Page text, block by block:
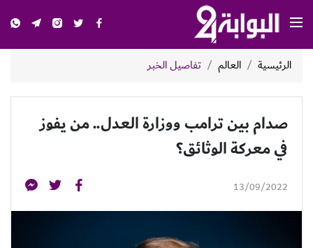
الرئيسية العالم تفاصيل الخبر
صدام بين ترامب ووزارة العدل.. من يفوز
في معركة الوثائق؟
13/09/2022